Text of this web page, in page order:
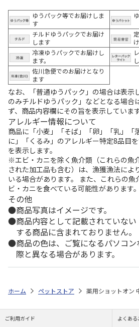
ゆうパック等でお届けしま
す
チルドゆうパックでお届け
します
冷凍ゆうパックでお届けし
ます。
佐川急便でのお届けとなり
ます
なお、「普通ゆうパック」の場合は表示
のみチルドゆうパック」などとなる場合
ず、商品内容欄にその旨を表示しています
アレルギー情報について
商品に「小麦」「そば」「卵」「乳」「
に」「くるみ」のアレルギー特定8品目
を表示します。
※エビ・カニを除く魚介類（これらの魚
された加工品も含む）は、漁獲漁法によ
いる場合があります。 また、これらの魚
ビ・カニを食べている可能性があります。
その他
商品写真はイメージです。
商品内容として記載されていな
する商品に含まれておりません。
商品の色は、ご覧になるパソコ
際と異なる場合があります。
ホーム ペットストア 薬用ショットオン
ご利用ガイド よくあ